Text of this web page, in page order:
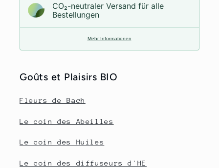
CO₂-neu­t­raler Versand für alle
Bestellungen
Mehr Informationen
Goûts et Plaisirs BIO
Fleurs de Bach
Le coin des Abeilles
Le coin des Huiles
Le coin des diffuseurs d'HE